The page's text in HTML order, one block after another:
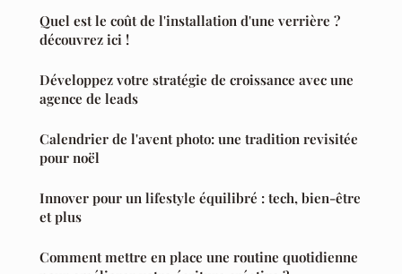
Quel est le coût de l'installation d'une verrière ?
découvrez ici !
Développez votre stratégie de croissance avec une
agence de leads
Calendrier de l'avent photo: une tradition revisitée
pour noël
Innover pour un lifestyle équilibré : tech, bien-être
et plus
Comment mettre en place une routine quotidienne